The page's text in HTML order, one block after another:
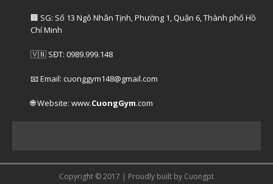
🏢 SG: Số 13 Ngô Nhân Tịnh, Phường 1, Quận 6, Thành phố Hồ
Chí Minh
🇻🇳 SĐT: 0989.999.148
📧 Email: cuonggym148@gmail.com
🌐 Website: www.CuongGym.com
Copyright © 2017 | Proudly built by Cuongpt